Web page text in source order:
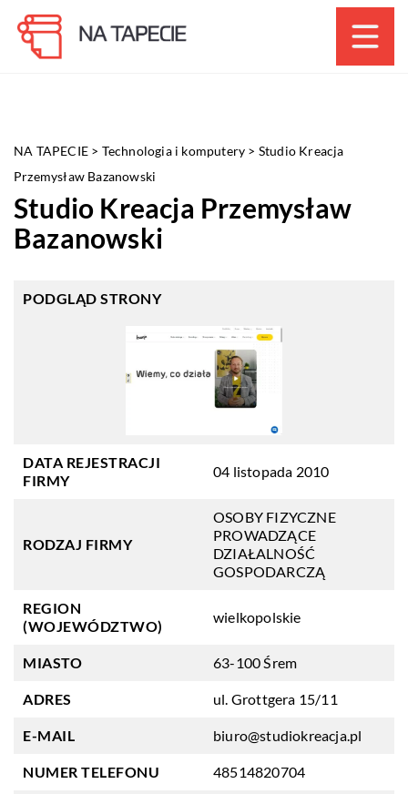
NA TAPECIE > Technologia i komputery > Studio Kreacja
Przemysław Bazanowski
Studio Kreacja Przemysław
Bazanowski
PODGLĄD STRONY
DATA REJESTRACJI
FIRMY
04 listopada 2010
RODZAJ FIRMY
OSOBY FIZYCZNE
PROWADZĄCE
DZIAŁALNOŚĆ
GOSPODARCZĄ
REGION
(WOJEWÓDZTWO)
wielkopolskie
MIASTO 63-100 Śrem
ADRES ul. Grottgera 15/11
E-MAIL biuro@studiokreacja.pl
NUMER TELEFONU 48514820704